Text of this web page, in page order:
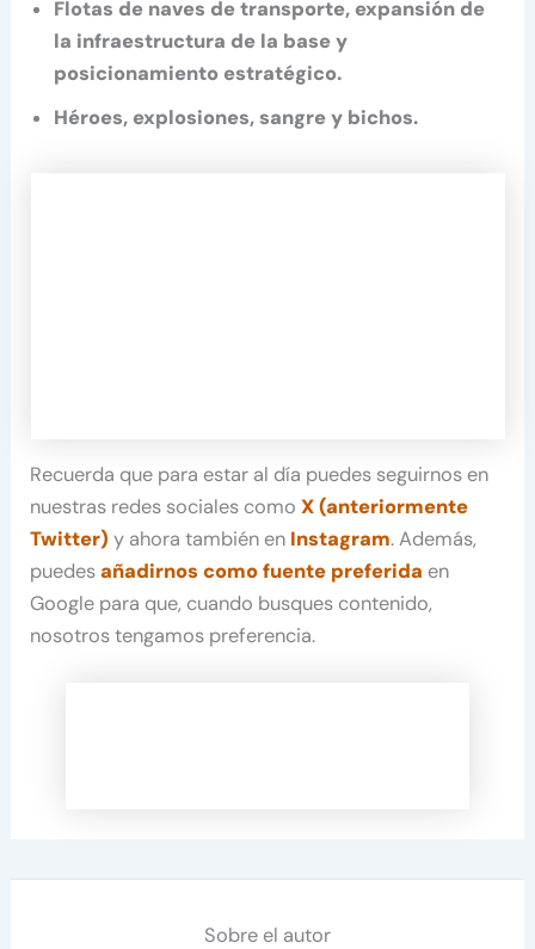
Flotas de naves de transporte, expansión de
la infraestructura de la base y
posicionamiento estratégico.
Héroes, explosiones, sangre y bichos.
Recuerda que para estar al día puedes seguirnos en
nuestras redes sociales comoX (anteriormente
Twitter) y ahora también en Instagram. Además,
puedesañadirnos como fuente preferida en
Google para que, cuando busques contenido,
nosotros tengamos preferencia.
Sobre el autor